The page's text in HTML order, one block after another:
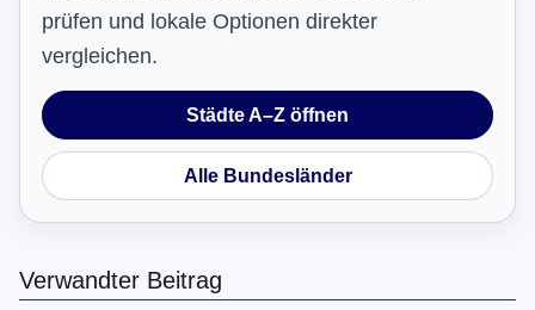
prüfen und lokale Optionen direkter
vergleichen.
Städte A–Z öffnen
Alle Bundesländer
Verwandter Beitrag